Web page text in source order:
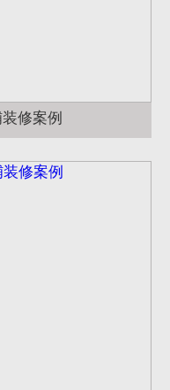
修案例